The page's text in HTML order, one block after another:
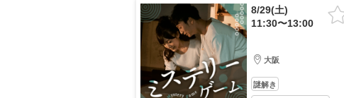
8/29(土)
11:30〜13:00
大阪
謎解き